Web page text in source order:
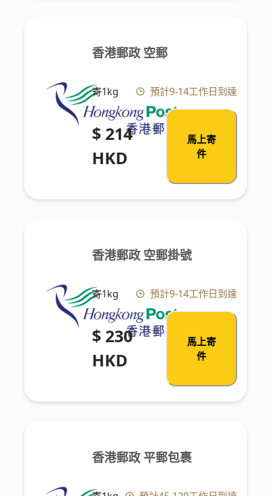
香港郵政 空郵
寄1kg 預計9-14工作日到達
$ 214
HKD
馬上寄
件
香港郵政 空郵掛號
寄1kg 預計9-14工作日到達
$ 230
HKD
馬上寄
件
香港郵政 平郵包裹